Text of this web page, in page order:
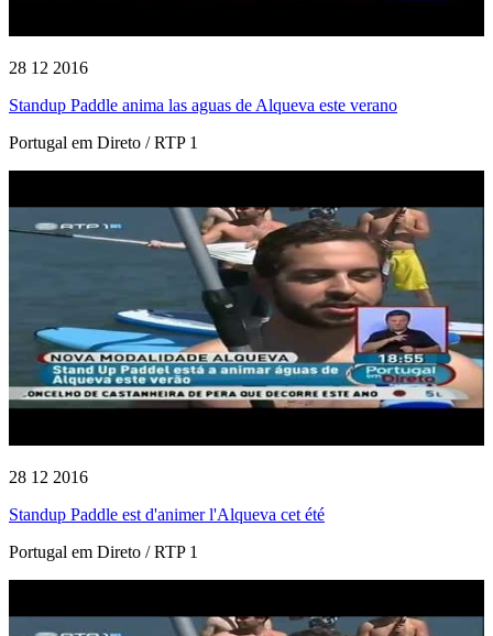
28 12 2016
Standup Paddle anima las aguas de Alqueva este verano
Portugal em Direto / RTP 1
28 12 2016
Standup Paddle est d'animer l'Alqueva cet été
Portugal em Direto / RTP 1